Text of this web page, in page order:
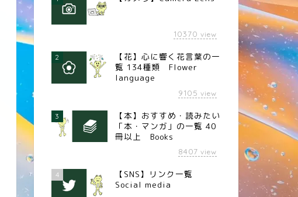
10370 view
2
【花】心に響く花言葉の一
覧 134種類 Flower
language
9105 view
3
【本】おすすめ・読みたい
「本・マンガ」の一覧 40
冊以上 Books
8407 view
4
【SNS】リンク一覧
Social media